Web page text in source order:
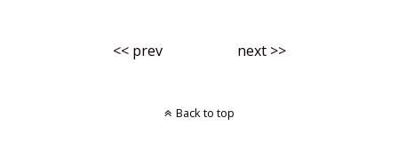
<< prev next >>
Back to top